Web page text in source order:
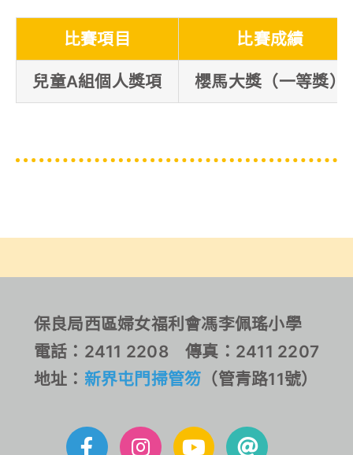
比賽項目 比賽成績
兒童A組個人獎項 櫻馬大獎（一等獎）
保良局西區婦女福利會馮李佩瑤小學
電話：2411 2208 傳真：2411 2207
地址： 新界屯門掃管笏 （管青路11號）